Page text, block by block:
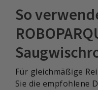
So
Für gleichmäßige
Sie die empfohlene